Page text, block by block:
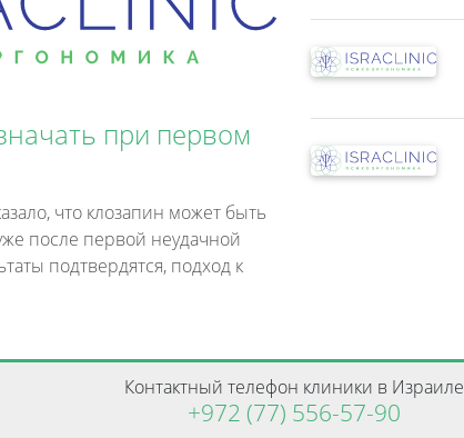
при первом
что клозапин может быть
после первой неудачной
подтвердятся, подход к
Контактный телефон клиники в Израиле
+972 (77) 556-57-90